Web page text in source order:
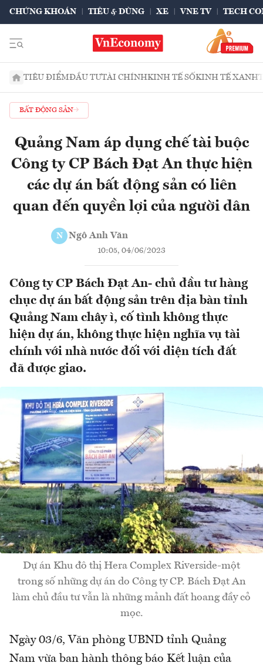
CHỨNG KHOÁN TIÊU & DÙNG XE VNE TV TECH
TIÊU ĐIỂMĐẦU TƯTÀI CHÍNHKINH TẾ SỐKINH TẾ XANH
BẤT ĐỘNG SẢN
Quảng Nam áp dụng chế tài buộc
Công ty CP Bách Đạt An thực hiện
các dự án bất động sản có liên
quan đến quyền lợi của người dân
N Ngô Anh Văn
10:05, 04/06/2023
Công ty CP Bách Đạt An- chủ đầu tư hàng
chục dự án bất động sản trên địa bàn tỉnh
Quảng Nam chây ì, cố tình không thực
hiện dự án, không thực hiện nghĩa vụ tài
chính với nhà nước đối với diện tích đất
đã được giao.
Dự án Khu đô thị Hera Complex Riverside-một
trong số những dự án do Công ty CP. Bách Đạt An
làm chủ đầu tư vẫn là những mảnh đất hoang đầy cỏ
mọc.
Ngày 03/6, Văn phòng UBND tỉnh Quảng
Nam vừa ban hành thông báo Kết luận của